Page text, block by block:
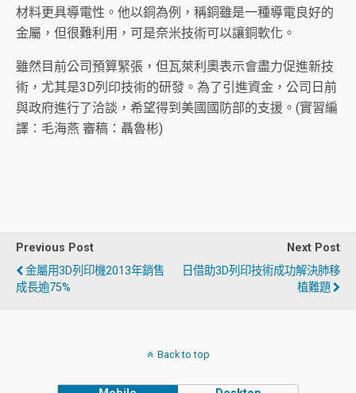
材料更具導電性。他以銅為例，稱銅雖是一種導電良好的
金屬，但很難利用，可是奈米技術可以讓銅軟化。
雖然目前公司預算緊張，但瓦萊利奧表示會盡力促進新技
術，尤其是3D列印技術的研發。為了引進資金，公司日前
與政府進行了洽談，希望得到美國國防部的支援。(實習編
譯：毛海燕 審稿：聶魯彬)
Previous Post
金屬用3D列印機2013年銷售
成長逾75%
Next Post
日借助3D列印技術成功解決肺移
植難題
Back to top